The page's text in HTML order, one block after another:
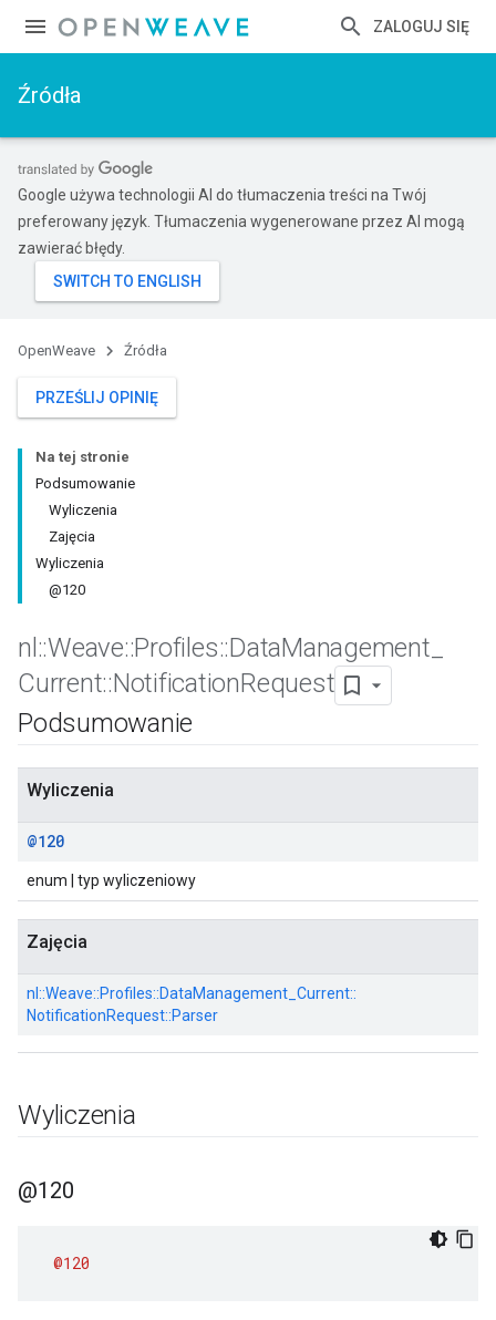
ZALOGUJ SIĘ
Źródła
Google używa technologii AI do tłumaczenia treści na Twój
preferowany język. Tłumaczenia wygenerowane przez AI mogą
zawierać błędy.
OpenWeave Źródła
PRZEŚLIJ OPINIĘ
Na tej stronie
Podsumowanie
Wyliczenia
Zajęcia
Wyliczenia
@120
nl ::Weave::Profiles::DataManagement
Current::NotificationRequest
Podsumowanie
Wyliczenia
@120
enum | typ wyliczeniowy
Zajęcia
nl::Weave::Profiles::DataManagement_Current::
NotificationRequest::Parser
Wyliczenia
@120
@120